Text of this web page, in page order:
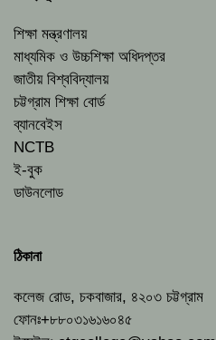
শিক্ষা মন্ত্রণালয়
মাধ্যমিক ও উচ্চশিক্ষা অধিদপ্তর
জাতীয় বিশ্ববিদ্যালয়
চট্টগ্রাম শিক্ষা বোর্ড
ব্যানবেইস
NCTB
ই-বুক
ডাউনলোড
ঠিকানা
কলেজ রোড, চকবাজার, ৪২০৩ চট্টগ্রাম
ফোনঃ+৮৮০৩১৬১৬০৪৫